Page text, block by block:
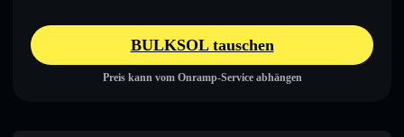
BULKSOL tauschen
Preis kann vom Onramp-Service abhängen